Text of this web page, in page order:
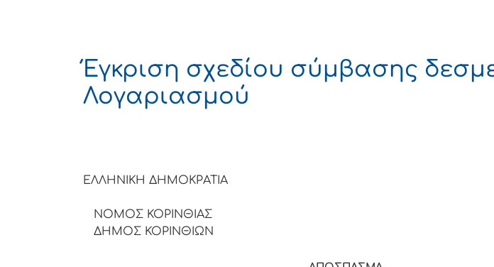
Έγκριση σχεδίου σύμβασης
Λογαριασμού
ΕΛΛΗΝΙΚΗ ΔΗΜΟΚΡΑΤΙΑ
ΝΟΜΟΣ ΚΟΡΙΝΘΙΑΣ
ΔΗΜΟΣ ΚΟΡΙΝΘΙΩΝ